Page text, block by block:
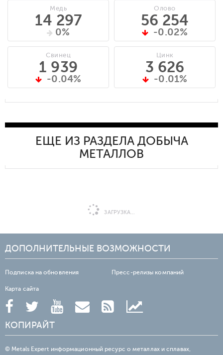
Медь
14 297
0%
Свинец
1 939
-0.04%
Олово
56 254
-0.02%
Цинк
3 626
-0.01%
ЕЩЕ ИЗ РАЗДЕЛА ДОБЫЧА
МЕТАЛЛОВ
ЗАГРУЗКА...
ДОПОЛНИТЕЛЬНЫЕ ВОЗМОЖНОСТИ
Подписка на обновления Пресс-релизы компаний
Карта сайта
КОПИРАЙТ
© Metals Expert информационный ресурс о металлах и сплавах,